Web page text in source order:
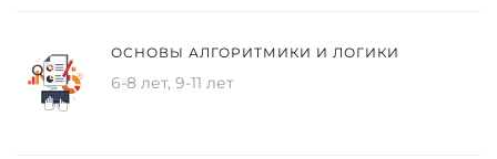
ОСНОВЫ АЛГОРИТМИКИ И ЛОГИКИ
6-8 лет, 9-11 лет